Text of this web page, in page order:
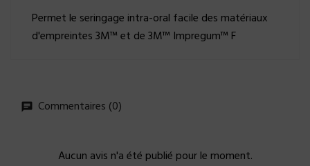
Permet le seringage intra-oral facile des matériaux
d'empreintes 3M™ et de 3M™ Impregum™ F
Commentaires (0)
Aucun avis n'a été publié pour le moment.